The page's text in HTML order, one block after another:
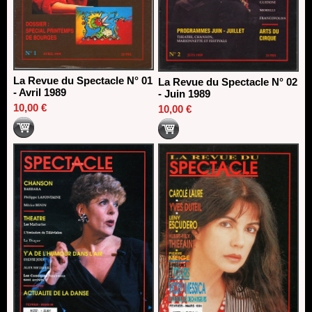
La Revue du Spectacle N° 01
- Avril 1989
10,00 €
La Revue du Spectacle N° 02
- Juin 1989
10,00 €